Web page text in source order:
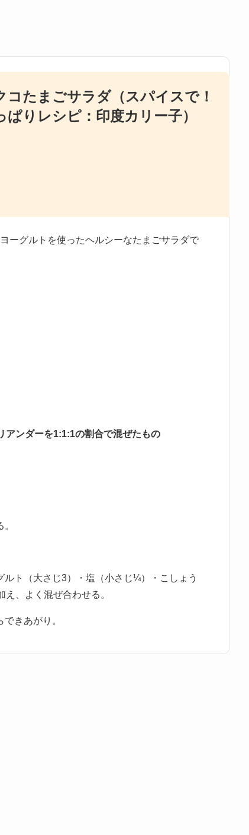
コたまごサラダ（スパイスで！
ぱりレシピ：印度カリー子）
ーグルトを使ったヘルシーなたまごサラダで
アンダーを1:1:1の割合で混ぜたもの
ト（大さじ3）・塩（小さじ¼）・こしょう
、よく混ぜ合わせる。
きあがり。